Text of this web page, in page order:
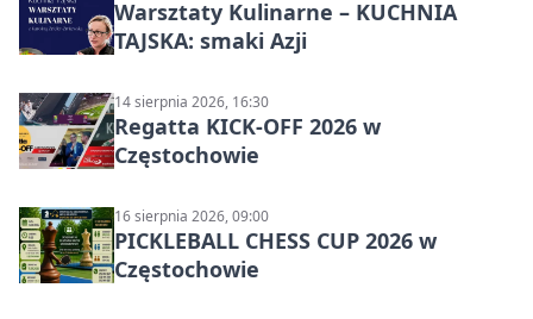
Warsztaty Kulinarne – KUCHNIA
TAJSKA: smaki Azji
14 sierpnia 2026, 16:30
Regatta KICK-OFF 2026 w
Częstochowie
16 sierpnia 2026, 09:00
PICKLEBALL CHESS CUP 2026 w
Częstochowie